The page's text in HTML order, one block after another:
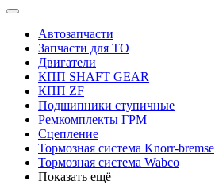
Автозапчасти
Запчасти для ТО
Двигатели
КПП SHAFT GEAR
КПП ZF
Подшипники ступичные
Ремкомплекты ГРМ
Сцепление
Тормозная система Knorr-bremse
Тормозная система Wabco
Показать ещё